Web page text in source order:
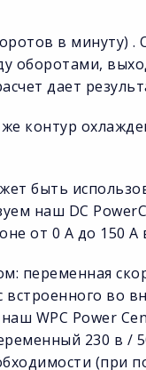
в минуту)
оборотами,
дает
контур
быть
наш DC
от 0 А до 150
переменная
во
WPC Power
230 в /
(при